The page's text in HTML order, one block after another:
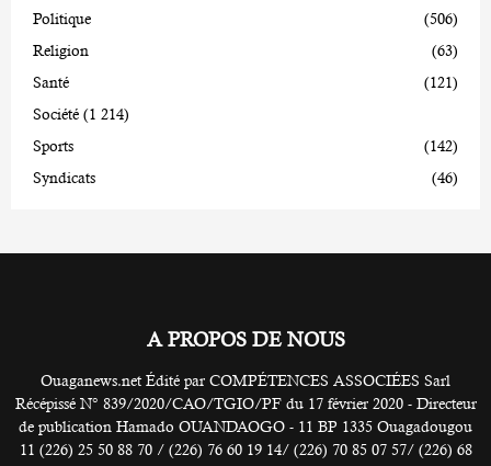
Politique
(506)
Religion
(63)
Santé
(121)
Société (1 214)
Sports
(142)
Syndicats
(46)
A PROPOS DE NOUS
Ouaganews.net Édité par COMPÉTENCES ASSOCIÉES Sarl
Récépissé N° 839/2020/CAO/TGIO/PF du 17 février 2020 - Directeur
de publication Hamado OUANDAOGO - 11 BP 1335 Ouagadougou
11 (226) 25 50 88 70 / (226) 76 60 19 14/ (226) 70 85 07 57/ (226) 68